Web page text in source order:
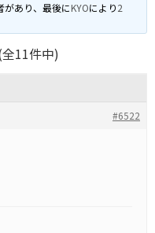
があり、最後にKYOにより2
11件中)
#6522